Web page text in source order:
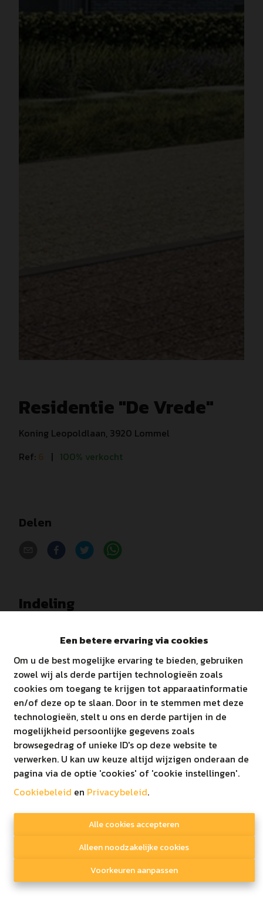
Een betere ervaring via cookies
Om u de best mogelijke ervaring te bieden, gebruiken
zowel wij als derde partijen technologieën zoals
cookies om toegang te krijgen tot apparaatinformatie
en/of deze op te slaan. Door in te stemmen met deze
technologieën, stelt u ons en derde partijen in de
mogelijkheid persoonlijke gegevens zoals
browsegedrag of unieke ID's op deze website te
verwerken. U kan uw keuze altijd wijzigen onderaan de
pagina via de optie 'cookies' of 'cookie instellingen'.
Cookiebeleid en Privacybeleid.
Alle cookies accepteren
Alleen noodzakelijke cookies
Voorkeuren aanpassen
Residentie "De Vrede"
Koning Leopoldlaan, 3920 Lommel
Ref: 6 | 100% verkocht
Delen
Indeling
Gelijkvloers
Ref Unit
Oppervlakte
totaal
Slaapkamers
303
KONING
LEOPOLDLAAN
174 BUS 0002
- LOMMEL
(app 1)
101.36 m²
KONING
LEOPOLDLAAN
Ref Unit
Oppervlakte Slaapkamers